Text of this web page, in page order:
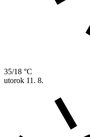
35/18 °C
utorok 11. 8.